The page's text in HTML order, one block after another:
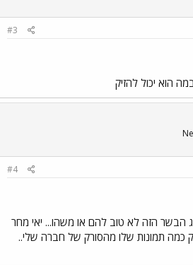
#3
הוא יכול להזיק
#4
הבשר הזה לא טוב להם או משהו... יאי מחר
כמה תמונות שלו מהסורק של חברה שלי..